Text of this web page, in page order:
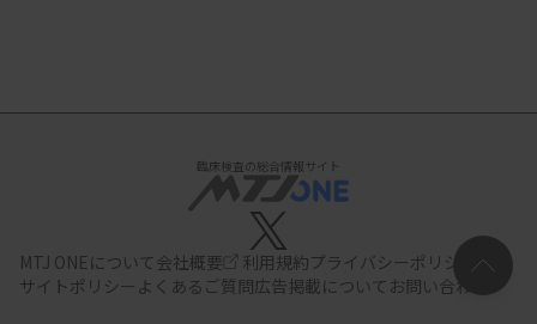
臨床検査の総合情報サイト
MTJ ONEについて会社概要 利用規約プライバシーポリシー
サイトポリシー よくあるご質問広告掲載について お問い合わせ